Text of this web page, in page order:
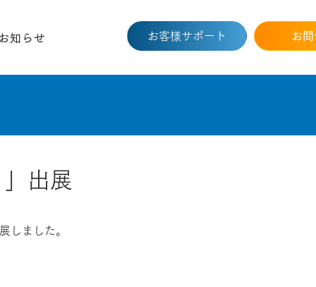
お知らせ お客様サポート お
出展
しました。